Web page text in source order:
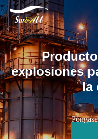
explosiones
la